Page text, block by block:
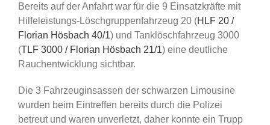
Bereits auf der Anfahrt war für die 9 Einsatzkräfte mit
Hilfeleistungs-Löschgruppenfahrzeug 20 (HLF 20 /
Florian Hösbach 40/1) und Tanklöschfahrzeug 3000
(TLF 3000 / Florian Hösbach 21/1) eine deutliche
Rauchentwicklung sichtbar.
Die 3 Fahrzeuginsassen der schwarzen Limousine
wurden beim Eintreffen bereits durch die Polizei
betreut und waren unverletzt, daher konnte ein Trupp